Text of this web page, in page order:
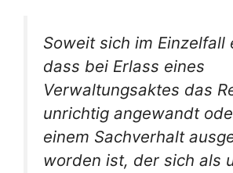
Soweit sich im Einzelfall
dass bei Erlass eines
Verwaltungsaktes das
unrichtig angewandt
einem Sachverhalt
worden ist, der sich als